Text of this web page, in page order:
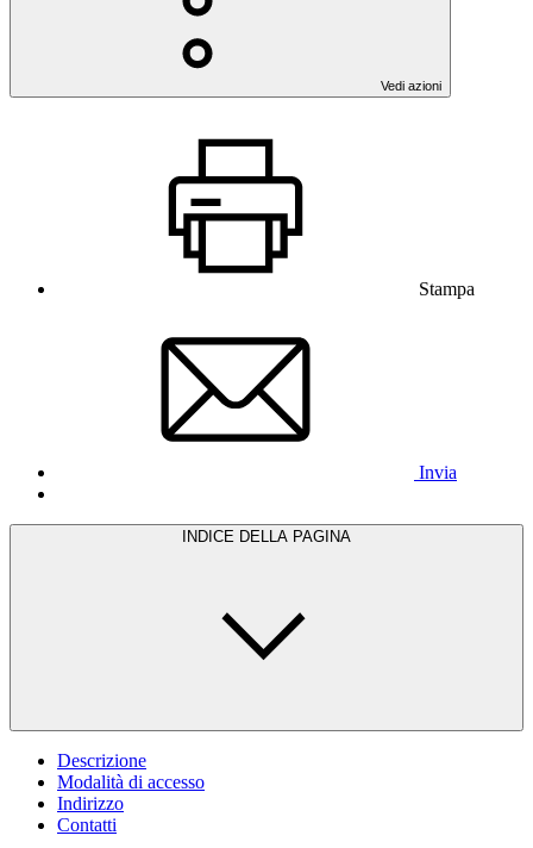
Vedi azioni
Stampa
Invia
INDICE DELLA PAGINA
Descrizione
Modalità di accesso
Indirizzo
Contatti